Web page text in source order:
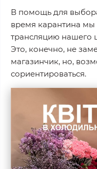
В помощь для
время карантина мы
трансляцию нашего
Это, конечно, не
магазинчик, но,
сориентироваться.